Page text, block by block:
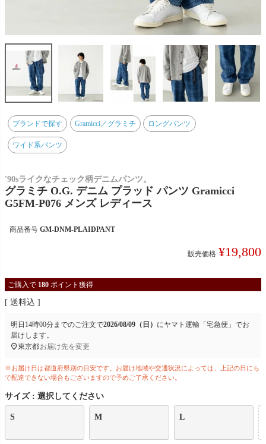
ブランドで探す Gramicci／グラミチ ロングパンツ
ワイド系パンツ
'90sライクなチェック柄デニムパンツ。
グラミチ O.G. デニム プラッド パンツ Gramicci
G5FM-P076 メンズ レディース
商品番号 GM-DNM-PLAIDPANT
販売価格 ¥19,800
ご購入で 180 ポイント獲得
送料込
明日 14時00分までのご注文で2026/08/09（日） にヤマト運輸「宅急便」 でお
届けします。
東京都お届け先を変更
※お届け日は都道府県別の目安です。お届け地域や交通状況によっては、上記の日にち
で配達できない場合もございますので予めご了承ください。
サイズ 選択してください
S M L